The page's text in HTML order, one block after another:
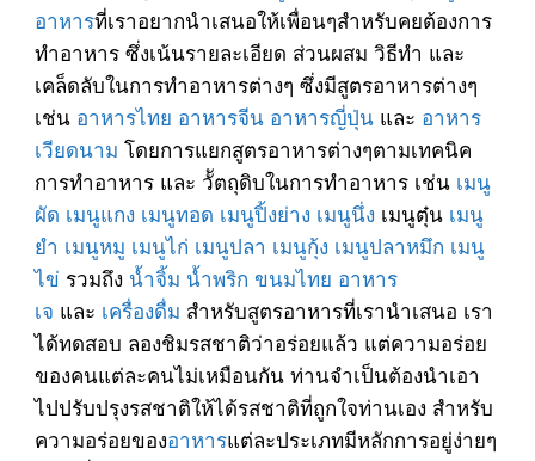
อาหารที่เราอยากนำเสนอให้เพื่อนๆสำหรับคยต้องการ
ทำอาหาร ซึ่งเน้นรายละเอียด ส่วนผสม วิธีทำ และ
เคล็ดลับในการทำอาหารต่างๆ ซึ่งมีสูตรอาหารต่างๆ
เช่น อาหารไทย อาหารจีน อาหารญี่ปุ่นและ อาหาร
เวียดนาม โดยการแยกสูตรอาหารต่างๆตามเทคนิค
การทำอาหาร และ วััตถุดิบในการทำอาหาร เช่น เมนู
ผัด เมนูแกง เมนูทอด เมนูปิ้งย่าง เมนูนึ่ง เมนูตุ๋น เมนู
ยำ เมนูหมู เมนูไก่ เมนูปลา เมนูกุ้ง เมนูปลาหมึก เมนู
ไข่ รวมถึง น้ำจิ้ม น้ำพริก ขนมไทย อาหาร
เจ และ เครื่องดื่ม สำหรับสูตรอาหารที่เรานำเสนอ เรา
ได้ทดสอบ ลองชิมรสชาติว่าอร่อยแล้ว แต่ความอร่อย
ของคนแต่ละคนไม่เหมือนกัน ท่านจำเป็นต้องนำเอา
ไปปรับปรุงรสชาติให้ได้รสชาติที่ถูกใจท่านเอง สำหรับ
ความอร่อยของอาหารแต่ละประเภทมีหลักการอยู่ง่ายๆ